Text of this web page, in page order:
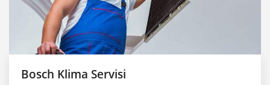
Bosch Klima Servisi